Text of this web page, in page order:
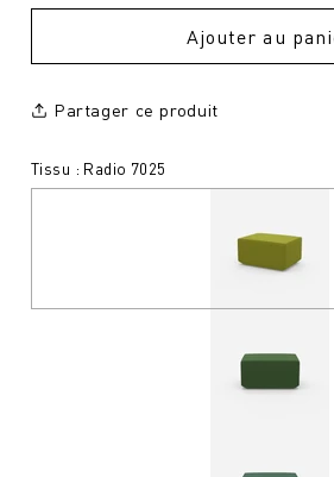
Ajouter au
Partager ce produit
Tissu : Radio 7025